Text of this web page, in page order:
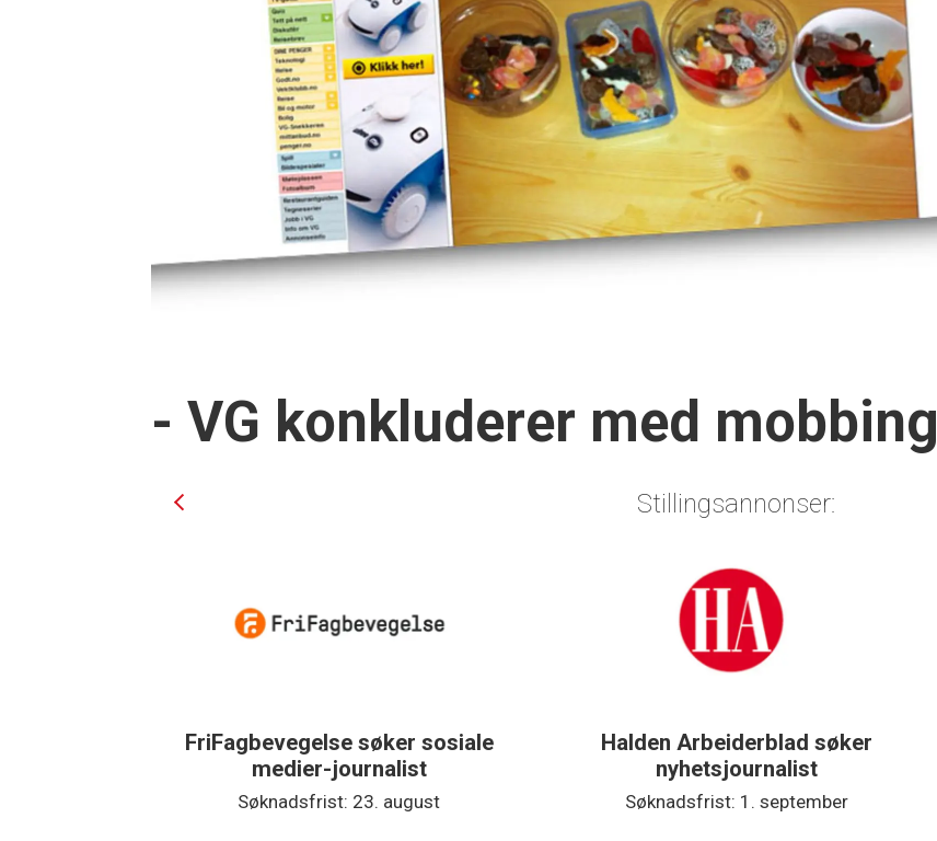
- VG konkluderer med mobbing
Stillingsannonser:
FriFagbevegelse søker sosiale
medier-journalist
Søknadsfrist: 23. august
Halden Arbeiderblad søker
nyhetsjournalist
Søknadsfrist: 1. september